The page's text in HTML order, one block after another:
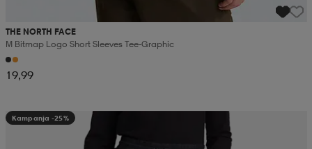
THE NORTH FACE
M Bitmap Logo Short Sleeves Tee-Graphic
19,99
Kampanja -25%